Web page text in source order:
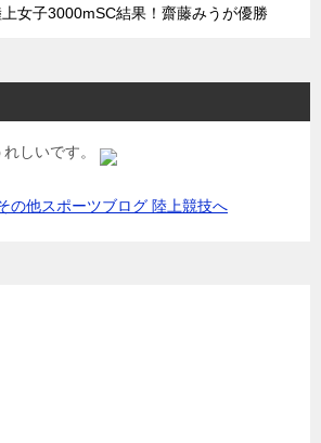
女子3000mSC結果！齋藤みうが優勝
しいです。